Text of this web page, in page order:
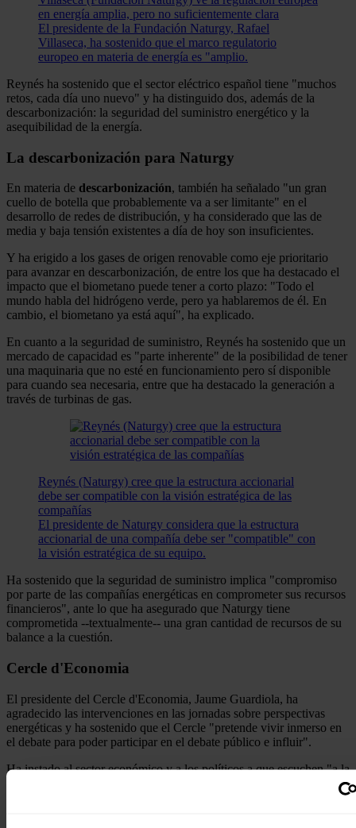
en energía amplia, pero no suficientemente clara
El presidente de la Fundación Naturgy, Rafael
Villaseca, ha sostenido que el marco regulatorio
europeo en materia de energía es "amplio.
Reynés ha sostenido que el sector eléctrico español tiene "muchos
retos, cada día uno nuevo" y ha distinguido dos, además de la
descarbonización: la seguridad del suministro energético y la
asequibilidad de la energía.
La descarbonización para Naturgy
En materia de descarbonización, también ha señalado "un gran
cuello de botella que probablemente va a ser limitante" en el
desarrollo de redes de distribución, y ha considerado que las de
media y baja tensión existentes a día de hoy son insuficientes.
Y ha erigido a los gases de origen renovable como eje prioritario
para avanzar en descarbonización, de entre los que ha destacado el
impacto que el biometano puede tener a corto plazo: "Todo el
mundo habla del hidrógeno verde, pero ya hablaremos de él. En
cambio, el biometano ya está aquí", ha explicado.
En cuanto a la seguridad de suministro, Reynés ha sostenido que un
mercado de capacidad es "parte inherente" de la posibilidad de tener
una maquinaria que no esté en funcionamiento pero sí disponible
para cuando sea necesaria, entre que ha destacado la generación a
través de turbinas de gas.
Reynés (Naturgy) cree que la estructura accionarial
debe ser compatible con la visión estratégica de las
compañías
El presidente de Naturgy considera que la estructura
accionarial de una compañía debe ser "compatible" con
la visión estratégica de su equipo.
Ha sostenido que la seguridad de suministro implica "compromiso
por parte de las compañías energéticas en comprometer sus recursos
financieros", ante lo que ha asegurado que Naturgy tiene
comprometida --textualmente-- una gran cantidad de recursos de su
balance a la cuestión.
Cercle d'Economia
El presidente del Cercle d'Economia, Jaume Guardiola, ha
agradecido las intervenciones en las jornadas sobre perspectivas
energéticas y ha sostenido que el Cercle "pretende vivir inmerso en
el debate para poder participar en el debate público e influir".
Ha instado al sector económico y a los políticos a que escuchen "a la